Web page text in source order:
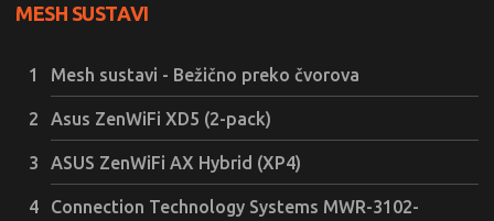
MESH SUSTAVI
Mesh sustavi - Bežično preko čvorova
Asus ZenWiFi XD5 (2-pack)
ASUS ZenWiFi AX Hybrid (XP4)
Connection Technology Systems MWR-3102-